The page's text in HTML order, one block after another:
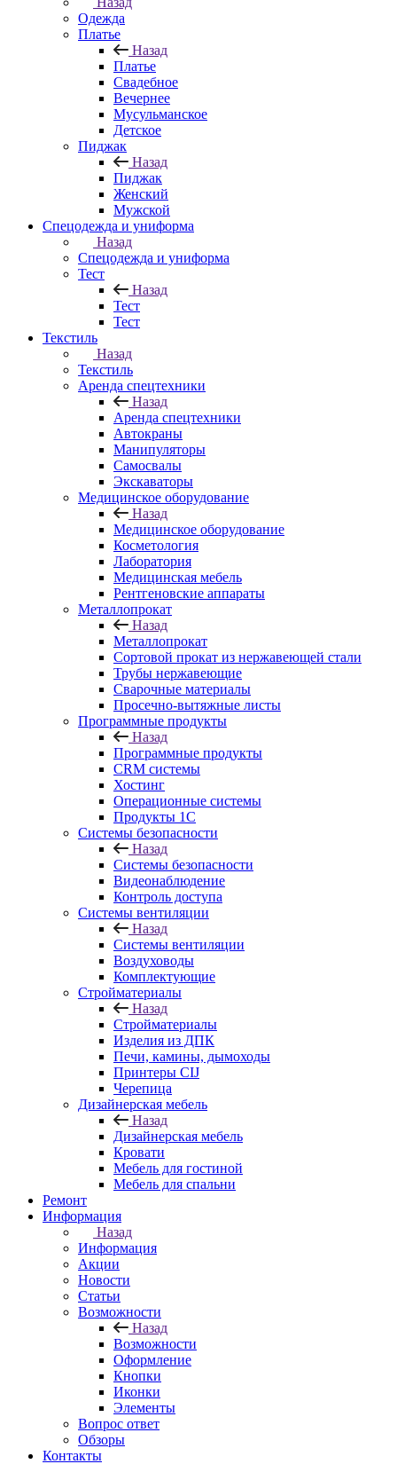
Одежда
Платье
Назад
Платье
Свадебное
Вечернее
Мусульманское
Детское
Пиджак
Назад
Пиджак
Женский
Мужской
Спецодежда и униформа
Назад
Спецодежда и униформа
Тест
Назад
Тест
Тест
Текстиль
Назад
Текстиль
Аренда спецтехники
Назад
Аренда спецтехники
Автокраны
Манипуляторы
Самосвалы
Экскаваторы
Медицинское оборудование
Назад
Медицинское оборудование
Косметология
Лаборатория
Медицинская мебель
Рентгеновские аппараты
Металлопрокат
Назад
Металлопрокат
Сортовой прокат из нержавеющей стали
Трубы нержавеющие
Сварочные материалы
Просечно-вытяжные листы
Программные продукты
Назад
Программные продукты
CRM системы
Хостинг
Операционные системы
Продукты 1С
Системы безопасности
Назад
Системы безопасности
Видеонаблюдение
Контроль доступа
Системы вентиляции
Назад
Системы вентиляции
Воздуховоды
Комплектующие
Стройматериалы
Назад
Стройматериалы
Изделия из ДПК
Печи, камины, дымоходы
Принтеры CIJ
Черепица
Дизайнерская мебель
Назад
Дизайнерская мебель
Кровати
Мебель для гостиной
Мебель для спальни
Ремонт
Информация
Назад
Информация
Акции
Новости
Статьи
Возможности
Назад
Возможности
Оформление
Кнопки
Иконки
Элементы
Вопрос ответ
Обзоры
Контакты